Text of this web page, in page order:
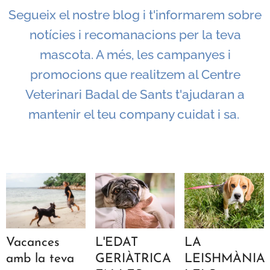
Segueix el nostre blog i t'informarem sobre
notícies i recomanacions per la teva
mascota. A més, les campanyes i
promocions que realitzem al Centre
Veterinari Badal de Sants t'ajudaran a
mantenir el teu company cuidat i sa.
Vacances
amb la teva
L'EDAT
GERIÀTRICA
LA
LEISHMÀNIA